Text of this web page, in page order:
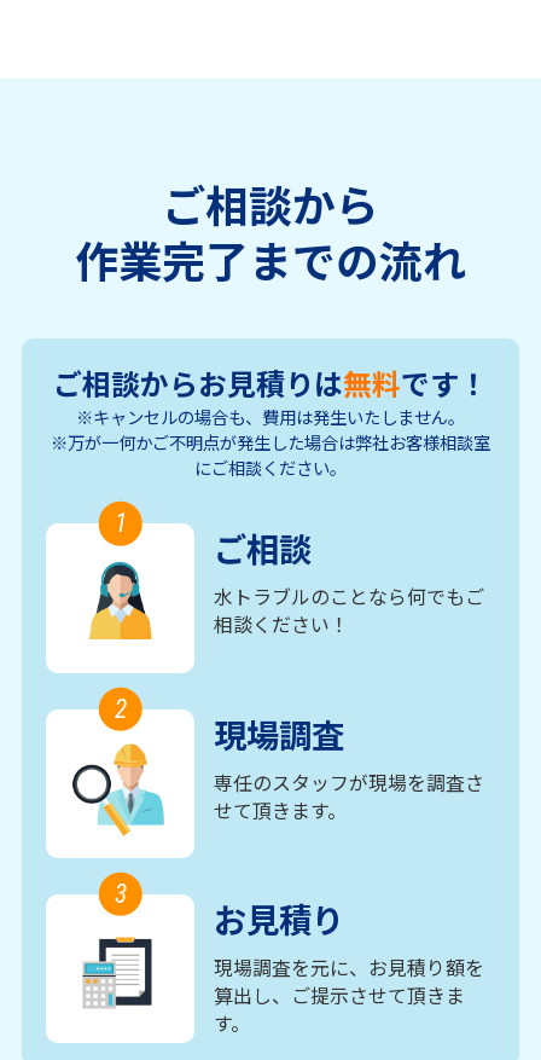
ご相談から
作業完了までの流れ
ご相談からお見積りは無料です！
※キャンセルの場合も、費用は発生いたしません。
※万が一何かご不明点が発生した場合は弊社お客様相談室
にご相談ください。
1
ご相談
水トラブルのことなら何でもご
相談ください！
2
現場調査
専任のスタッフが現場を調査さ
せて頂きます。
3
お見積り
現場調査を元に、お見積り額を
算出し、ご提示させて頂きま
す。